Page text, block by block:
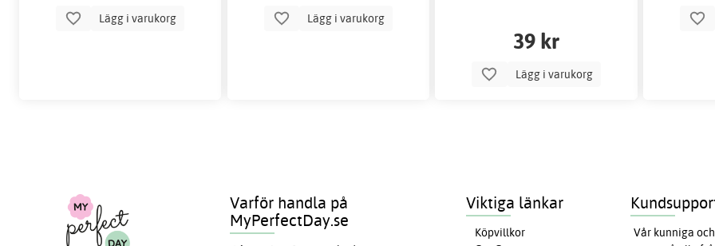
Lägg i varukorg Lägg i varukorg
39 kr
Lägg i varukorg
Varför handla på
MyPerfectDay.se
Viktiga länkar
Köpvillkor
Vår kunniga